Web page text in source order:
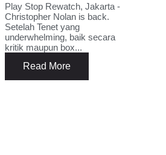
Play Stop Rewatch, Jakarta -
Christopher Nolan is back.
Setelah Tenet yang
underwhelming, baik secara
kritik maupun box...
Read More